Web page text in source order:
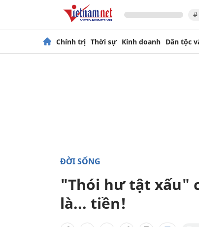
#
Chính trị Thời sự Kinh doanh Dân tộc
ĐỜI SỐNG
"Thói hư tật xấu"
là... tiền!